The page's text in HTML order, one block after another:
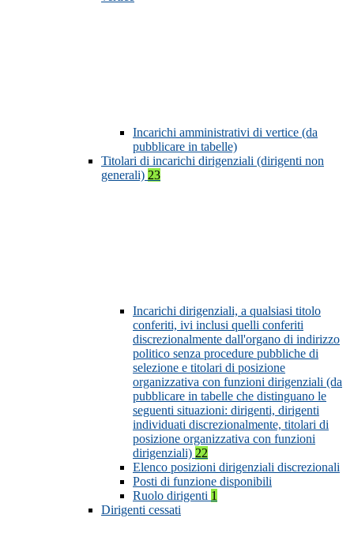
Incarichi amministrativi di vertice (da
pubblicare in tabelle)
Titolari di incarichi dirigenziali (dirigenti non
generali) 23
Incarichi dirigenziali, a qualsiasi titolo
conferiti, ivi inclusi quelli conferiti
discrezionalmente dall'organo di indirizzo
politico senza procedure pubbliche di
selezione e titolari di posizione
organizzativa con funzioni dirigenziali (da
pubblicare in tabelle che distinguano le
seguenti situazioni: dirigenti, dirigenti
individuati discrezionalmente, titolari di
posizione organizzativa con funzioni
dirigenziali) 22
Elenco posizioni dirigenziali discrezionali
Posti di funzione disponibili
Ruolo dirigenti 1
Dirigenti cessati